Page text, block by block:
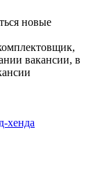
новые
вакансии, в
хенда